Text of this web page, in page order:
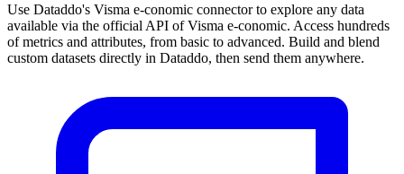
Use Dataddo's Visma e-conomic connector to explore any data
available via the official API of Visma e-conomic. Access hundreds
of metrics and attributes, from basic to advanced. Build and blend
custom datasets directly in Dataddo, then send them anywhere.